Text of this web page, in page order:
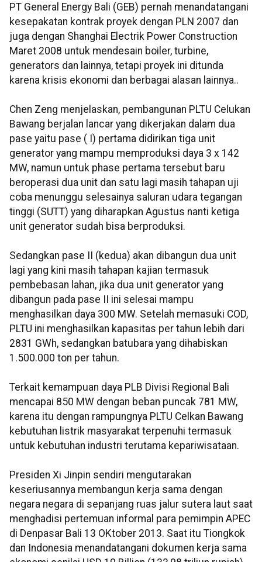
PT General Energy Bali (GEB) pernah menandatangani
kesepakatan kontrak proyek dengan PLN 2007 dan
juga dengan Shanghai Electrik Power Construction
Maret 2008 untuk mendesain boiler, turbine,
generators dan lainnya, tetapi proyek ini ditunda
karena krisis ekonomi dan berbagai alasan lainnya..
Chen Zeng menjelaskan, pembangunan PLTU Celukan
Bawang berjalan lancar yang dikerjakan dalam dua
pase yaitu pase ( I) pertama didirikan tiga unit
generator yang mampu memproduksi daya 3 x 142
MW, namun untuk phase pertama tersebut baru
beroperasi dua unit dan satu lagi masih tahapan uji
coba menunggu selesainya saluran udara tegangan
tinggi (SUTT) yang diharapkan Agustus nanti ketiga
unit generator sudah bisa berproduksi.
Sedangkan pase II (kedua) akan dibangun dua unit
lagi yang kini masih tahapan kajian termasuk
pembebasan lahan, jika dua unit generator yang
dibangun pada pase II ini selesai mampu
menghasilkan daya 300 MW. Setelah memasuki COD,
PLTU ini menghasilkan kapasitas per tahun lebih dari
2831 GWh, sedangkan batubara yang dihabiskan
1.500.000 ton per tahun.
Terkait kemampuan daya PLB Divisi Regional Bali
mencapai 850 MW dengan beban puncak 781 MW,
karena itu dengan rampungnya PLTU Celkan Bawang
kebutuhan listrik masyarakat terpenuhi termasuk
untuk kebutuhan industri terutama kepariwisataan.
Presiden Xi Jinpin sendiri mengutarakan
keseriusannya membangun kerja sama dengan
negara negara di sepanjang ruas jalur sutera laut saat
menghadisi pertemuan informal para pemimpin APEC
di Denpasar Bali 13 OKtober 2013. Saat itu Tiongkok
dan Indonesia menandatangani dokumen kerja sama